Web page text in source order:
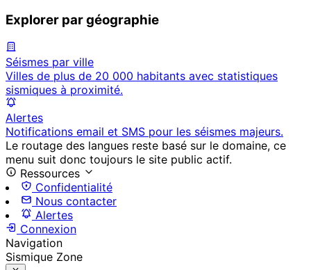
Explorer par géographie
Séismes par ville
Villes de plus de 20 000 habitants avec statistiques
sismiques à proximité.
Alertes
Notifications email et SMS pour les séismes majeurs.
Le routage des langues reste basé sur le domaine, ce
menu suit donc toujours le site public actif.
Ressources
Confidentialité
Nous contacter
Alertes
Connexion
Navigation
Sismique Zone